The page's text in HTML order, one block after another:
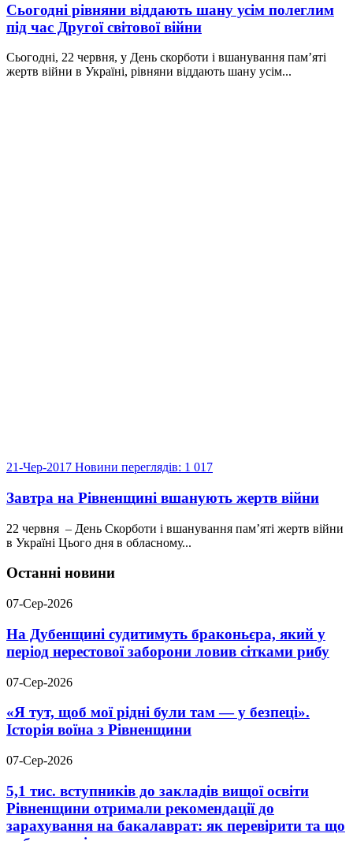
Сьогодні рівняни віддають шану усім полеглим
під час Другої світової війни
Сьогодні, 22 червня, у День скорботи і вшанування пам’яті
жертв війни в Україні, рівняни віддають шану усім...
21-Чер-2017 Новини переглядів: 1 017
Завтра на Рівненщині вшанують жертв війни
22 червня – День Скорботи і вшанування пам’яті жертв війни
в Україні Цього дня в обласному...
Останні новини
07-Сер-2026
На Дубенщині судитимуть браконьєра, який у
період нерестової заборони ловив сітками рибу
07-Сер-2026
«Я тут, щоб мої рідні були там — у безпеці».
Історія воїна з Рівненщини
07-Сер-2026
5,1 тис. вступників до закладів вищої освіти
Рівненщини отримали рекомендації до
зарахування на бакалаврат: як перевірити та що